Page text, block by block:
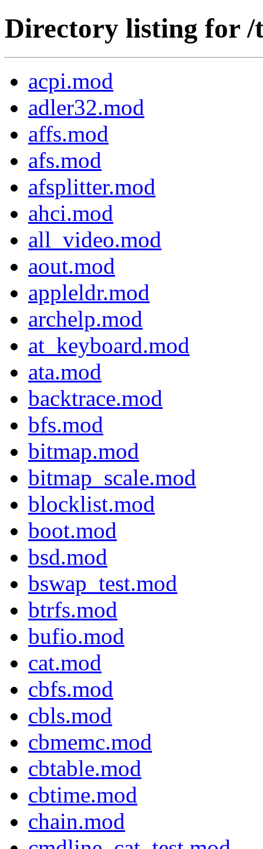
Directory listing for /
acpi.mod
adler32.mod
affs.mod
afs.mod
afsplitter.mod
ahci.mod
all_video.mod
aout.mod
appleldr.mod
archelp.mod
at_keyboard.mod
ata.mod
backtrace.mod
bfs.mod
bitmap.mod
bitmap_scale.mod
blocklist.mod
boot.mod
bsd.mod
bswap_test.mod
btrfs.mod
bufio.mod
cat.mod
cbfs.mod
cbls.mod
cbmemc.mod
cbtable.mod
cbtime.mod
chain.mod